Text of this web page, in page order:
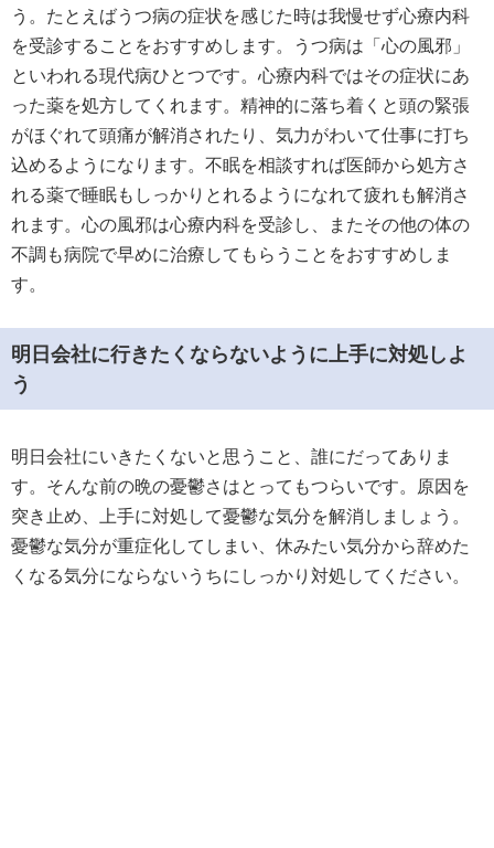
う。たとえばうつ病の症状を感じた時は我慢せず心療内科
を受診することをおすすめします。うつ病は「心の風邪」
といわれる現代病ひとつです。心療内科ではその症状にあ
った薬を処方してくれます。精神的に落ち着くと頭の緊張
がほぐれて頭痛が解消されたり、気力がわいて仕事に打ち
込めるようになります。不眠を相談すれば医師から処方さ
れる薬で睡眠もしっかりとれるようになれて疲れも解消さ
れます。心の風邪は心療内科を受診し、またその他の体の
不調も病院で早めに治療してもらうことをおすすめしま
す。
明日会社に行きたくならないように上手に対処しよ
う
明日会社にいきたくないと思うこと、誰にだってありま
す。そんな前の晩の憂鬱さはとってもつらいです。原因を
突き止め、上手に対処して憂鬱な気分を解消しましょう。
憂鬱な気分が重症化してしまい、休みたい気分から辞めた
くなる気分にならないうちにしっかり対処してください。